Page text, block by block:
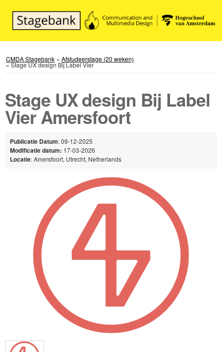
CMDA Stagebank » Afstudeerstage (20 weken)
»Stage UX design Bij Label Vier
Stage UX design Bij Label
Vier Amersfoort
Publicatie Datum: 09-12-2025
Modificatie datum: 17-03-2026
Locatie: Amersfoort, Utrecht, Netherlands